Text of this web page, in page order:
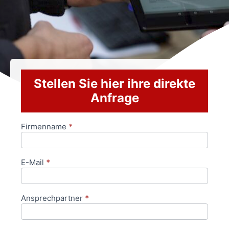
Stellen Sie hier ihre direkte
Anfrage
Anfrageformular
Firmenname *
E-Mail *
Ansprechpartner *